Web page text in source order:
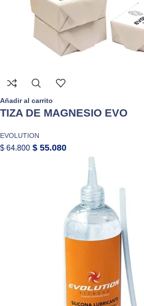
Añadir al carrito
TIZA DE MAGNESIO EVO
EVOLUTION
$64.800 $ 55.080